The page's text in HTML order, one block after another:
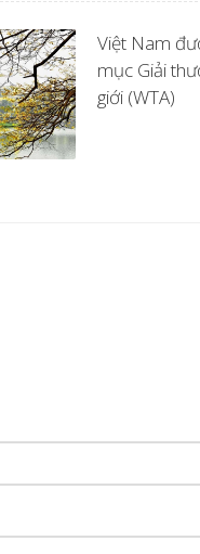
Việt Nam
mục Giải
giới (WTA)